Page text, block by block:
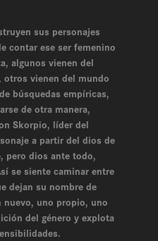
sus personajes
contar ese ser femenino
algunos vienen del
vienen del mundo
búsquedas empíricas,
de otra manera,
Skorpio, líder del
a partir del dios de
pero dios ante todo,
se siente caminar entre
dejan su nombre de
nuevo, uno propio, uno
del género y explota